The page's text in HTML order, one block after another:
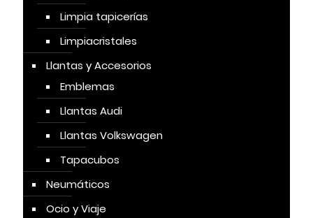
Limpia tapicerías
Limpiacristales
Llantas y Accesorios
Emblemas
Llantas Audi
Llantas Volkswagen
Tapacubos
Neumáticos
Ocio y Viaje